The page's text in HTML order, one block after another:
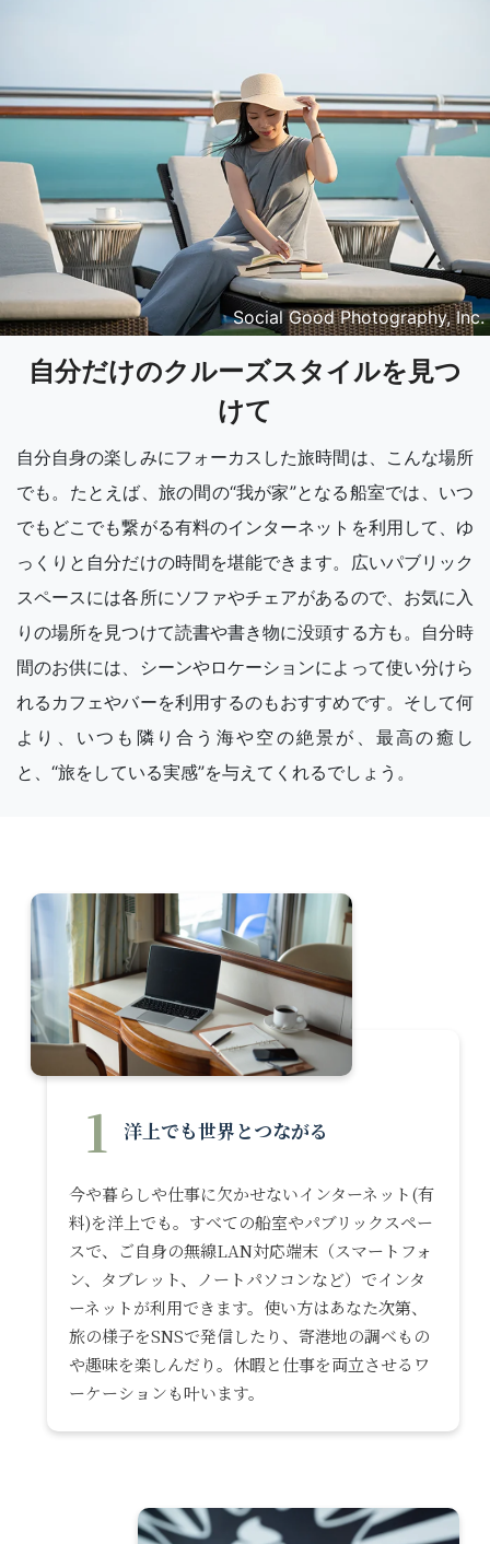
Social Good Photography, Inc.
自分だけのクルーズスタイルを見つ
けて
自分自身の楽しみにフォーカスした旅時間は、こんな場所
でも。たとえば、旅の間の“我が家”となる船室では、いつ
でもどこでも繋がる有料のインターネットを利用して、ゆ
っくりと自分だけの時間を堪能できます。広いパブリック
スペースには各所にソファやチェアがあるので、お気に入
りの場所を見つけて読書や書き物に没頭する方も。自分時
間のお供には、シーンやロケーションによって使い分けら
れるカフェやバーを利用するのもおすすめです。そして何
より、いつも隣り合う海や空の絶景が、最高の癒し
と、“旅をしている実感”を与えてくれるでしょう。
1 洋上でも世界とつながる
今や暮らしや仕事に欠かせないインターネット(有
料)を洋上でも。すべての船室やパブリックスペー
スで、ご自身の無線LAN対応端末（スマートフォ
ン、タブレット、ノートパソコンなど）でインタ
ーネットが利用できます。使い方はあなた次第、
旅の様子をSNSで発信したり、寄港地の調べもの
や趣味を楽しんだり。休暇と仕事を両立させるワ
ーケーションも叶います。